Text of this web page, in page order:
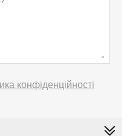
конфіденційності